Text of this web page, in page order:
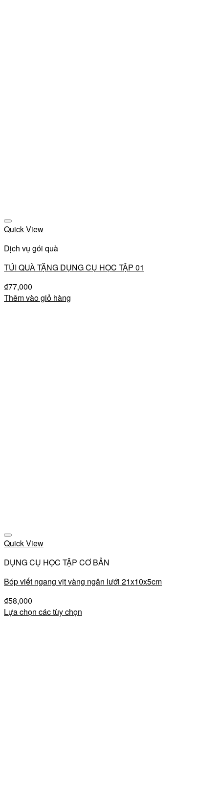
Quick View
Dịch vụ gói quà
TÚI QUÀ TẶNG DỤNG CỤ HỌC TẬP 01
₫77,000
Thêm vào giỏ hàng
Quick View
DỤNG CỤ HỌC TẬP CƠ BẢN
Bóp viết ngang vịt vàng ngăn lưới 21x10x5cm
₫58,000
Lựa chọn các tùy chọn